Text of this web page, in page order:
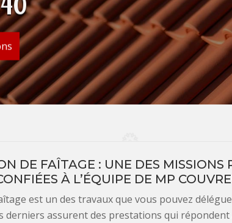
DE FAÎTAGE : UNE DES MISSIONS
À L’ÉQUIPE DE MP
est un des travaux que vous pouvez
derniers assurent des prestations qui